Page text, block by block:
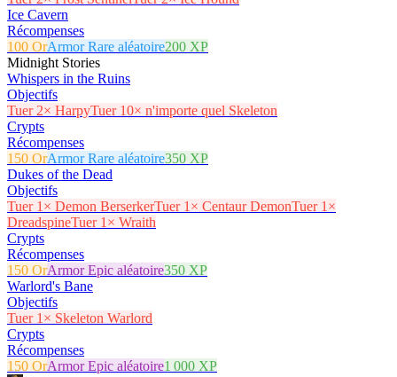
Ice Cavern
Récompenses
100 OrArmor Rare aléatoire200 XP
Midnight Stories
Whispers in the Ruins
Objectifs
Tuer 2× HarpyTuer 10× n'importe quel Skeleton
Crypts
Récompenses
150 OrArmor Rare aléatoire350 XP
Dukes of the Dead
Objectifs
Tuer 1× Demon BerserkerTuer 1× Centaur DemonTuer 1×
DreadspineTuer 1× Wraith
Crypts
Récompenses
150 OrArmor Epic aléatoire350 XP
Warlord's Bane
Objectifs
Tuer 1× Skeleton Warlord
Crypts
Récompenses
150 OrArmor Epic aléatoire1 000 XP